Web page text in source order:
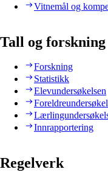
Vitnemål og
Tall og forskning
Forskning
Statistikk
Elevundersøkelsen
Innrapportering
Regelverk